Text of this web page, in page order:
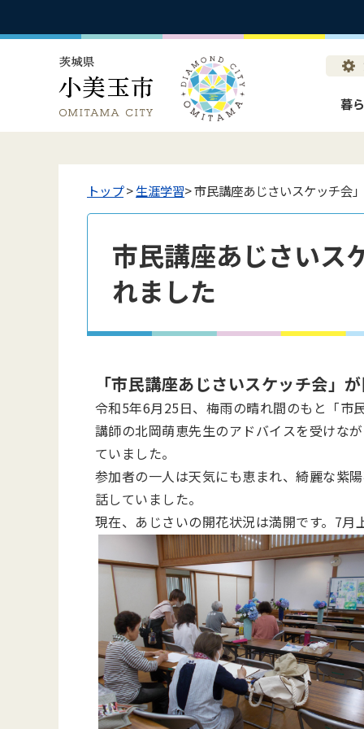
暮
トップ>生涯学習> 市民講座あじさいスケッチ会
市民講座あじさいス
れました
「市民講座あじさいスケッチ会」
令和5年6月25日、梅雨の晴れ間のもと「市
講師の北岡萌恵先生のアドバイスを受けな
ていました。
参加者の一人は天気にも恵まれ、綺麗な紫
話していました。
現在、あじさいの開花状況は満開です。7